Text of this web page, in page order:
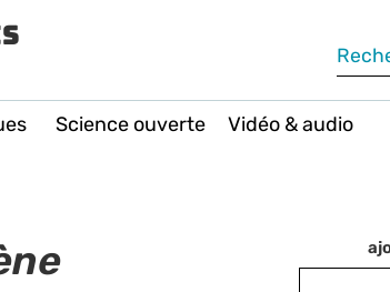
Science ouverte Vidéo & audio